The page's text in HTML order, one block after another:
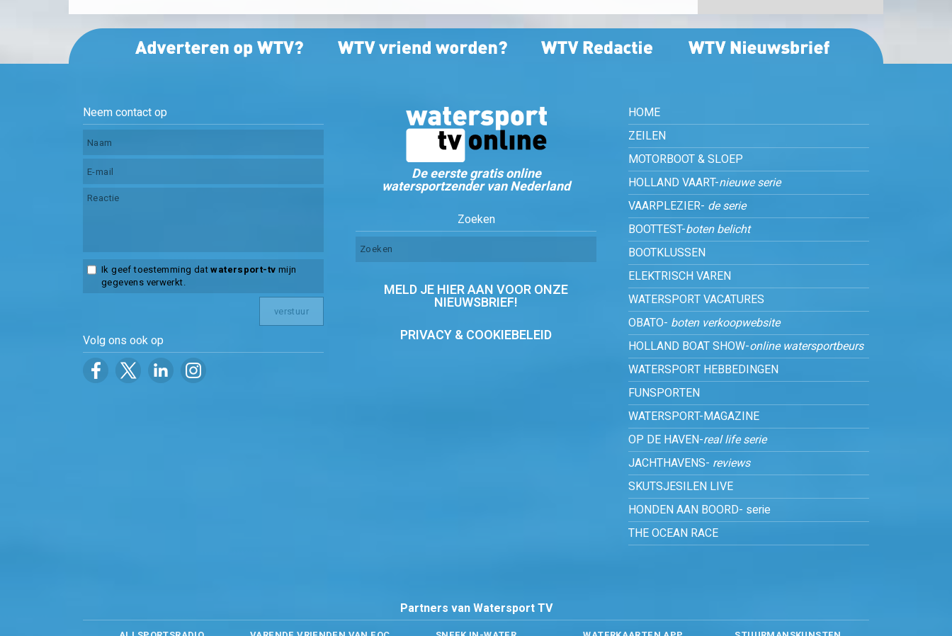
Neem contact op
Ik geef toestemming datwatersport-tv mijn
gegevens verwerkt.
Volg ons ook op
De eerste gratis online
watersportzender van Nederland
Zoeken
MELD JE HIER AAN VOOR ONZE
NIEUWSBRIEF!
PRIVACY & COOKIEBELEID
HOME
ZEILEN
MOTORBOOT & SLOEP
HOLLAND VAART-nieuwe serie
VAARPLEZIER- de serie
BOOTTEST-boten belicht
BOOTKLUSSEN
ELEKTRISCH VAREN
WATERSPORT VACATURES
OBATO- boten verkoopwebsite
HOLLAND BOAT SHOW-online watersportbeurs
WATERSPORT HEBBEDINGEN
FUNSPORTEN
WATERSPORT-MAGAZINE
OP DE HAVEN-real life serie
JACHTHAVENS- reviews
SKUTSJESILEN LIVE
HONDEN AAN BOORD- serie
THE OCEAN RACE
Partners van Watersport TV